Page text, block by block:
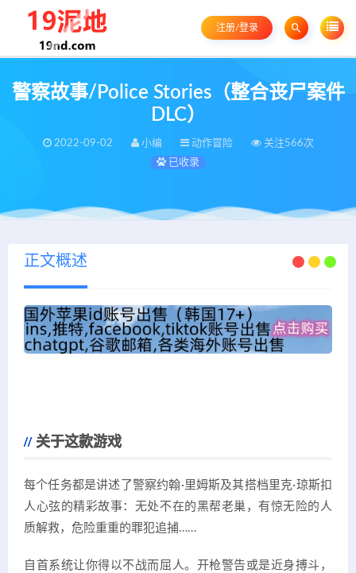
注册/登录
警察故事/Police Stories（整合丧尸案件
DLC）
2022-09-02 小编 动作冒险
关注566次
已收录
正文概述
关于这款游戏
每个任务都是讲述了警察约翰·里姆斯及其搭档里克·琼斯扣
人心弦的精彩故事：无处不在的黑帮老巢，有惊无险的人
质解救，危险重重的罪犯追捕……
自首系统让你得以不战而屈人。开枪警告或是近身搏斗，